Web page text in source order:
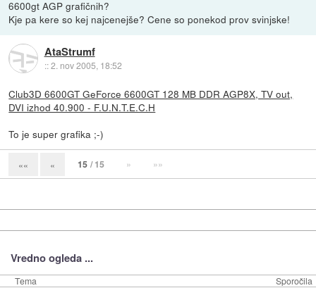
6600gt AGP grafičnih?
Kje pa kere so kej najcenejše? Cene so ponekod prov svinjske!
AtaStrumf
::2. nov 2005, 18:52
Club3D 6600GT GeForce 6600GT 128 MB DDR AGP8X, TV out,
DVI izhod 40.900 - F.U.N.T.E.C.H
To je super grafika ;-)
«« « 15 / 15 » »»
Vredno ogleda ...
Tema Sporočila